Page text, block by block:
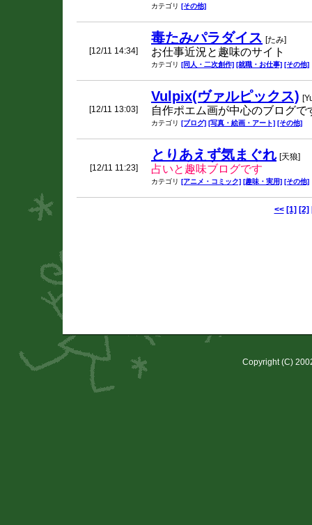
カテゴリ [その他]
[12/11 14:34]
毒たみパラダイス [たみ]
お仕事近況と趣味のサイト
カテゴリ [同人・二次創作] [就職・お仕事] [その他]
[12/11 13:03]
Vulpix(ヴァルピックス)
自作ポエム画が中心のブログ
カテゴリ [ブログ] [写真・絵画・アート] [その他]
[12/11 11:23]
とりあえず気まぐれ [天狼]
占いと趣味ブログです
カテゴリ [アニメ・コミック] [趣味・実用] [その他]
<< [1] [2]
Copyright (C)